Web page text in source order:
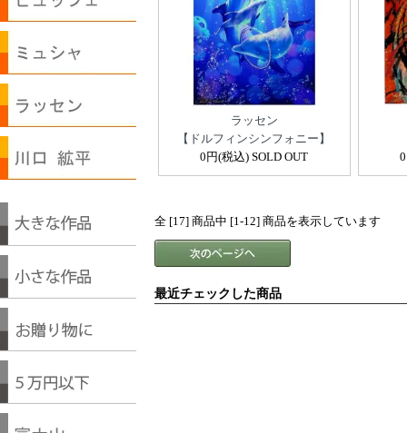
ラッセン
【ドルフィンシンフォニー】
0円(税込) SOLD OUT
全 [17] 商品中 [1-12] 商品を表示しています
最近チェックした商品